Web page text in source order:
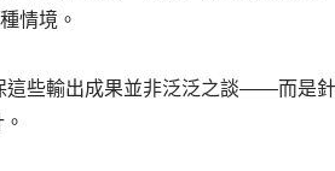
情境。
這些輸出成果並非泛泛之談——而是